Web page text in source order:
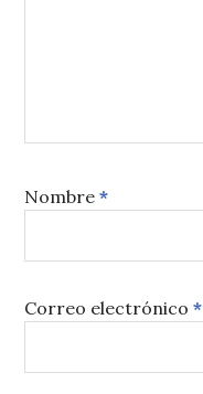
Nombre*
Correo electrónico*